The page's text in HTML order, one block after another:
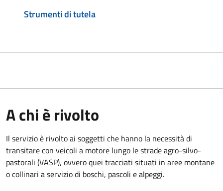
Strumenti di tutela
A chi è rivolto
Il servizio è rivolto ai soggetti che hanno la necessità di
transitare con veicoli a motore lungo le strade agro-silvo-
pastorali (VASP), ovvero quei tracciati situati in aree montane
o collinari a servizio di boschi, pascoli e alpeggi.